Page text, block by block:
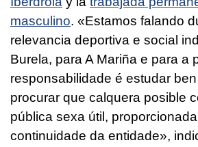
masculino. «Estamos falando
relevancia deportiva e social
Burela, para A Mariña e para a
responsabilidade é estudar
procurar que calquera posible
pública sexa útil,
continuidade da entidade»,